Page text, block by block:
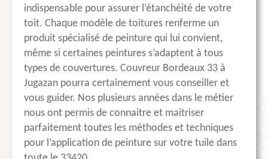
indispensable pour assurer l’étanchéité de votre
toit. Chaque modèle de toitures renferme un
produit spécialisé de peinture qui lui convient,
même si certaines peintures s’adaptent à tous
types de couvertures. Couvreur Bordeaux 33 à
Jugazan pourra certainement vous conseiller et
vous guider. Nos plusieurs années dans le métier
nous ont permis de connaitre et maitriser
parfaitement toutes les méthodes et techniques
pour l’application de peinture sur votre tuile dans